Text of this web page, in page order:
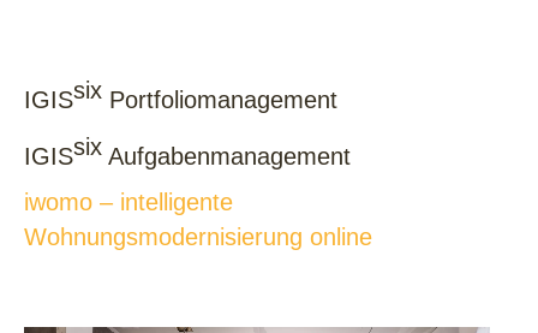
IGISsix Portfoliomanagement
IGISsix Aufgabenmanagement
iwomo – intelligente
Wohnungsmodernisierung online